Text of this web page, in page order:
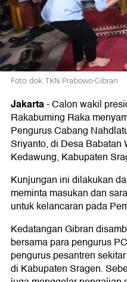
Abadi
Pesantren
Foto: dok. TKN Prabowo-Gibran
Jakarta-Calon wakil
Rakabuming Raka
Pengurus Cabang
Sriyanto, di Desa Babatan
Kedawung, Kabupaten
Kunjungan ini dilakukan
meminta masukan dan
untuk kelancaran pada
Kedatangan Gibran
bersama para pengurus
pengurus pesantren
di Kabupaten Sragen.